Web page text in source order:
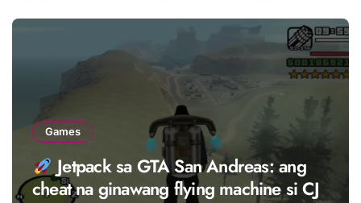
Games
Jetpack sa GTA San Andreas: ang
cheat na ginawang flying machine si CJ